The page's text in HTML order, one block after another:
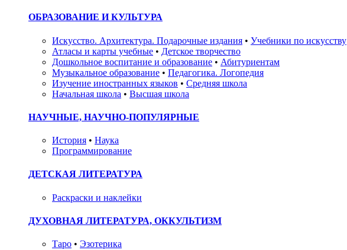
ОБРАЗОВАНИЕ И КУЛЬТУРА
Искусство. Архитектура. Подарочные издания • Учебники по искусству
Атласы и карты учебные • Детское творчество
Дошкольное воспитание и образование • Абитуриентам
Музыкальное образование • Педагогика. Логопедия
Изучение иностранных языков • Средняя школа
Начальная школа • Высшая школа
НАУЧНЫЕ, НАУЧНО-ПОПУЛЯРНЫЕ
История • Наука
Программирование
ДЕТСКАЯ ЛИТЕРАТУРА
Раскраски и наклейки
ДУХОВНАЯ ЛИТЕРАТУРА, ОККУЛЬТИЗМ
Таро • Эзотерика